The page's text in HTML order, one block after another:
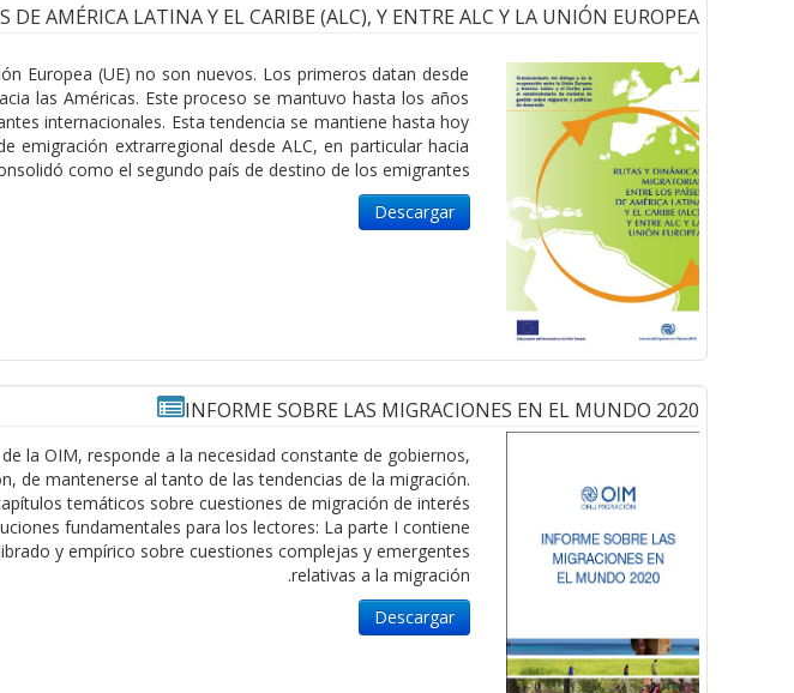
AMÉRICA LATINA Y EL CARIBE (ALC), Y ENTRE ALC Y LA UNIÓN EUROPEA
Europea (UE) no son nuevos. Los primeros datan desde
las Américas. Este proceso se mantuvo hasta los años
internacionales. Esta tendencia se mantiene hasta hoy
emigración extrarregional desde ALC, en particular hacia
como el segundo país de destino de los emigrantes
Descargar
INFORME SOBRE LAS MIGRACIONES EN EL MUNDO 2020
la OIM, responde a la necesidad constante de gobiernos,
de mantenerse al tanto de las tendencias de la migración.
temáticos sobre cuestiones de migración de interés
fundamentales para los lectores: La parte I contiene
y empírico sobre cuestiones complejas y emergentes
relativas a la migración.
Descargar